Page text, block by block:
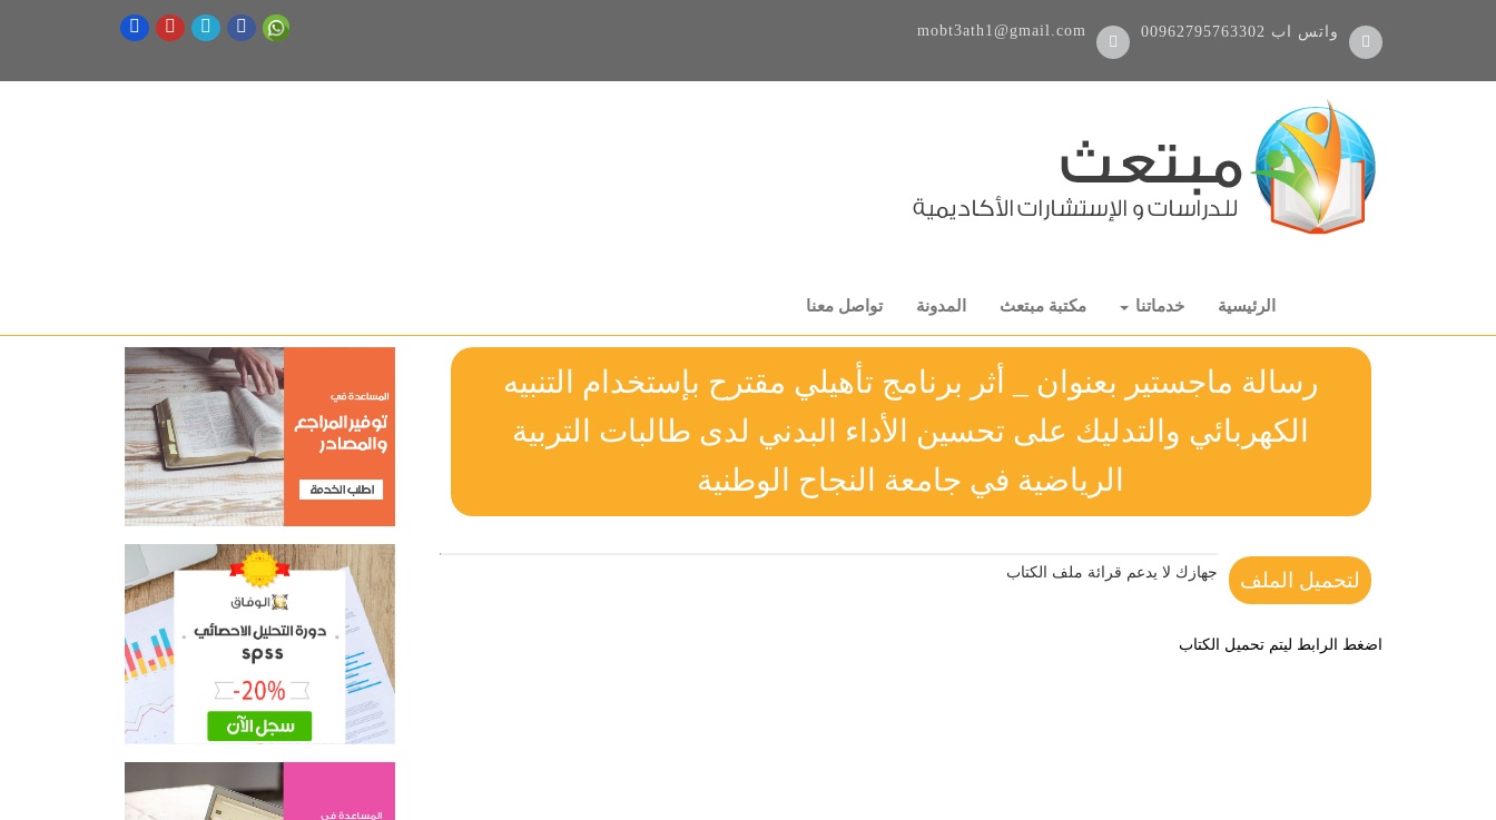
00962795763302 واتس اب mobt3ath1@gmail.com
الرئيسية خدماتنا مكتبة مبتعث المدونة تواصل معنا
رسالة ماجستير بعنوان _ أثر برنامج تأهيلي مقترح بإستخدام التنبيه
الكهربائي والتدليك على تحسين الأداء البدني لدى طالبات التربية
الرياضية في جامعة النجاح الوطنية
لتحميل الملف جهازك لا يدعم قرائة ملف الكتاب
اضغط الرابط ليتم تحميل الكتاب